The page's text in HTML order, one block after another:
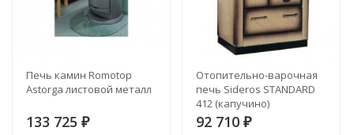
Печь камин Romotop
Astorga листовой металл
133 725 ₽
Отопительно-варочная
печь Sideros STANDARD
412 (капучино)
92 710 ₽